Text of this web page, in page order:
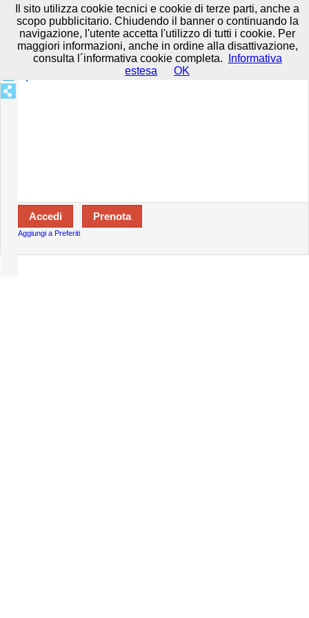
Prenota in tutta sicurezza con HTTPS All rights reserved. Privacy e
Cookie-Disclaimer-Termini d'uso
Specializzazioni:
Aggiungi a Preferiti
Il sito utilizza cookie tecnici e cookie di terze parti, anche a
scopo pubblicitario. Chiudendo il banner o continuando la
navigazione, l'utente accetta l'utilizzo di tutti i cookie. Per
maggiori informazioni, anche in ordine alla disattivazione,
consulta l´informativa cookie completa.
Informativa
estesa
OK